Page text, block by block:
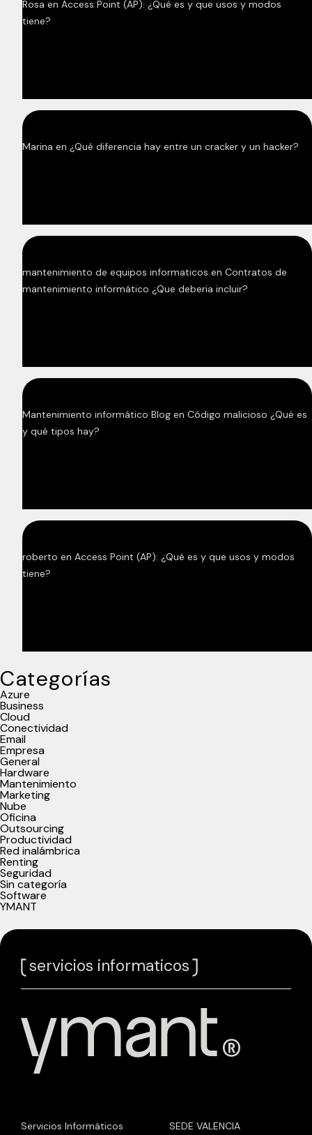
Rosa en Access Point (AP): ¿Qué es y que usos y modos
tiene?
Marina en ¿Qué diferencia hay entre un cracker y un hacker?
mantenimiento de equipos informaticos en Contratos de
mantenimiento informático ¿Que deberia incluir?
Mantenimiento informático Blog en Código malicioso ¿Qué es
y qué tipos hay?
roberto en Access Point (AP): ¿Qué es y que usos y modos
tiene?
Categorías
Azure
Business
Cloud
Conectividad
Email
Empresa
General
Hardware
Mantenimiento
Marketing
Nube
Oficina
Outsourcing
Productividad
Red inalámbrica
Renting
Seguridad
Sin categoría
Software
YMANT
servicios informaticos
Servicios Informáticos
SEDE VALENCIA